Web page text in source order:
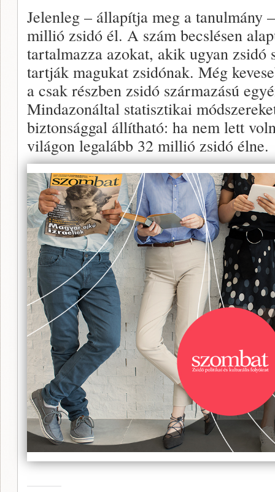
Jelenleg – állapítja meg a tanulmány
millió zsidó él. A szám becslésen
tartalmazza azokat, akik ugyan zsidó
tartják magukat zsidónak. Még
a csak részben zsidó származású
Mindazonáltal statisztikai
biztonsággal állítható: ha nem lett
világon legalább 32 millió zsidó élne.